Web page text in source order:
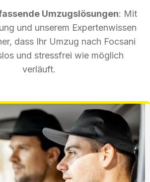
Umzugslösungen: Mit
und unserem Expertenwissen
dass Ihr Umzug nach Focsani
und stressfrei wie möglich
verläuft.